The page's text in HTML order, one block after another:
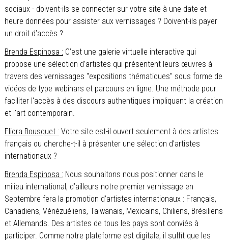
sociaux - doivent-ils se connecter sur votre site à une date et
heure données pour assister aux vernissages ? Doivent-ils payer
un droit d’accès ?
Brenda Espinosa :C’est une galerie virtuelle interactive qui
propose une sélection d’artistes qui présentent leurs œuvres à
travers des vernissages "expositions thématiques" sous forme de
vidéos de type webinars et parcours en ligne. Une méthode pour
faciliter l'accès à des discours authentiques impliquant la création
et l'art contemporain.
Eliora Bousquet :Votre site est-il ouvert seulement à des artistes
français ou cherche-t-il à présenter une sélection d’artistes
internationaux ?
Brenda Espinosa :Nous souhaitons nous positionner dans le
milieu international, d’ailleurs notre premier vernissage en
Septembre fera la promotion d’artistes internationaux : Français,
Canadiens, Vénézuéliens, Taiwanais, Mexicains, Chiliens, Brésiliens
et Allemands. Des artistes de tous les pays sont conviés à
participer. Comme notre plateforme est digitale, il suffit que les